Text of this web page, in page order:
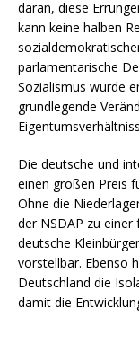
daran, diese
kann keine halben
parlamentarische
Sozialismus wurde
grundlegende
Die deutsche und
einen großen Preis
Ohne die
der NSDAP zu
deutsche
vorstellbar. Ebenso
Deutschland die
damit die